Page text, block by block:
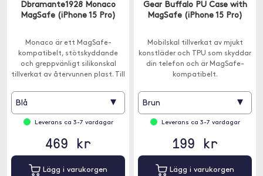
Dbramante1928 Monaco
MagSafe (iPhone 15 Pro)
Monaco är ett MagSafe-
kompatibelt, stötskyddande
och greppvänligt silikonskal
tillverkat av återvunnen plast. Till
Blå ▾
Leverans ca 3-7 vardagar
469 kr
Lägg i varukorgen
Gear Buffalo PU Case with
MagSafe (iPhone 15 Pro)
Mobilskal tillverkat av mjukt
konstläder och TPU som skyddar
din telefon och är MagSafe-
kompatibelt.
Brun ▾
Leverans ca 3-7 vardagar
199 kr
Lägg i varukorgen